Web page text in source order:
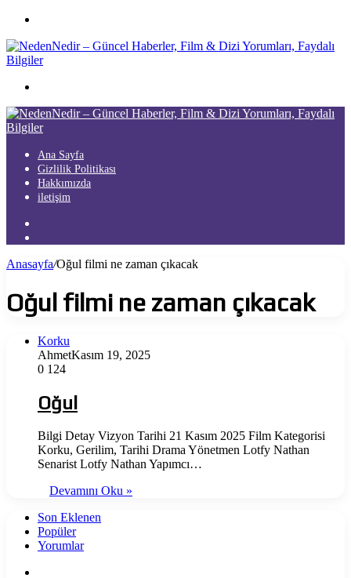
...
Ana Sayfa
Gizlilik Politikası
Hakkımızda
iletişim
...
Anasayfa/Oğul filmi ne zaman çıkacak
Oğul filmi ne zaman çıkacak
Korku
AhmetKasım 19, 2025
0 124
Oğul
Bilgi Detay Vizyon Tarihi 21 Kasım 2025 Film Kategorisi
Korku, Gerilim, Tarihi Drama Yönetmen Lotfy Nathan
Senarist Lotfy Nathan Yapımcı…
Devamını Oku »
Son Eklenen
Popüler
Yorumlar